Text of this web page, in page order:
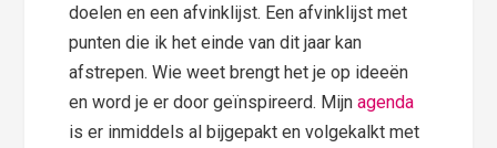
doelen en een afvinklijst. Een afvinklijst met
punten die ik het einde van dit jaar kan
afstrepen. Wie weet brengt het je op ideeën
en word je er door geïnspireerd. Mijnagenda
is er inmiddels al bijgepakt en volgekalkt met